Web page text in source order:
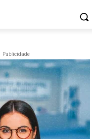
Publicidade